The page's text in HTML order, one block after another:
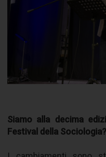
Siamo alla decima
Festival della Sociologia?